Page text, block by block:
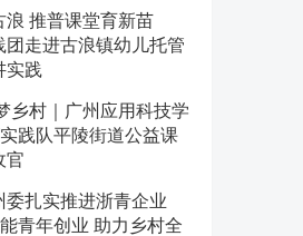
浪 推普课堂育新苗
走进古浪镇幼儿托管
实践
乡村｜广州应用科技学
实践队平陵街道公益课
官
委扎实推进浙青企业
青年创业 助力乡村全